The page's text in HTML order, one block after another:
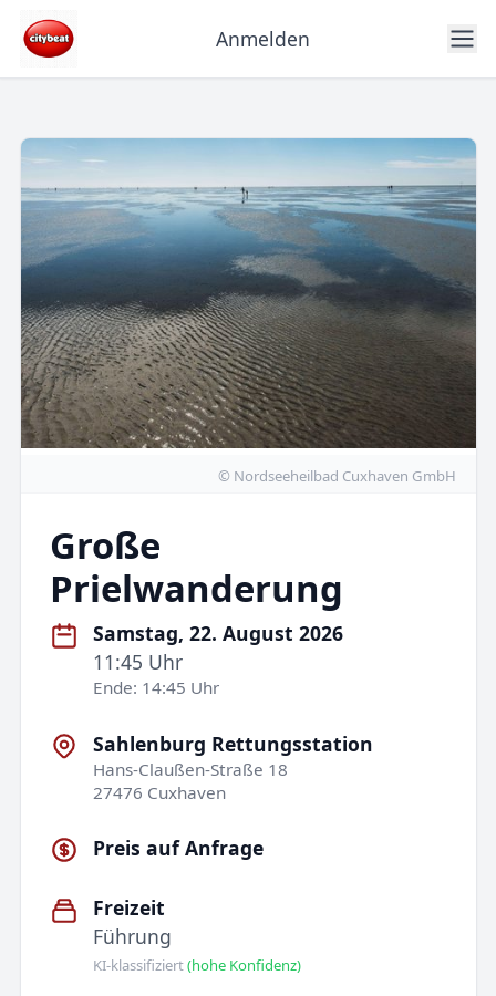
Anmelden
© Nordseeheilbad Cuxhaven GmbH
Große
Prielwanderung
Samstag, 22. August 2026
11:45 Uhr
Ende: 14:45 Uhr
Sahlenburg Rettungsstation
Hans-Claußen-Straße 18
27476 Cuxhaven
Preis auf Anfrage
Freizeit
Führung
KI-klassifiziert(hohe Konfidenz)